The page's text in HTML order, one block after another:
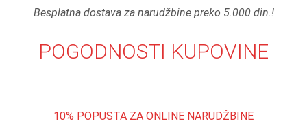
Besplatna dostava za narudžbine preko 5.000 din.!
POGODNOSTI KUPOVINE
10% POPUSTA ZA ONLINE NARUDŽBINE